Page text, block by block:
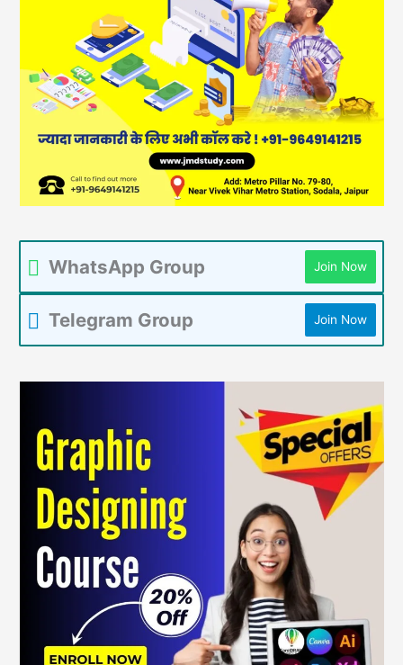
WhatsApp Group Join Now
Telegram Group Join Now